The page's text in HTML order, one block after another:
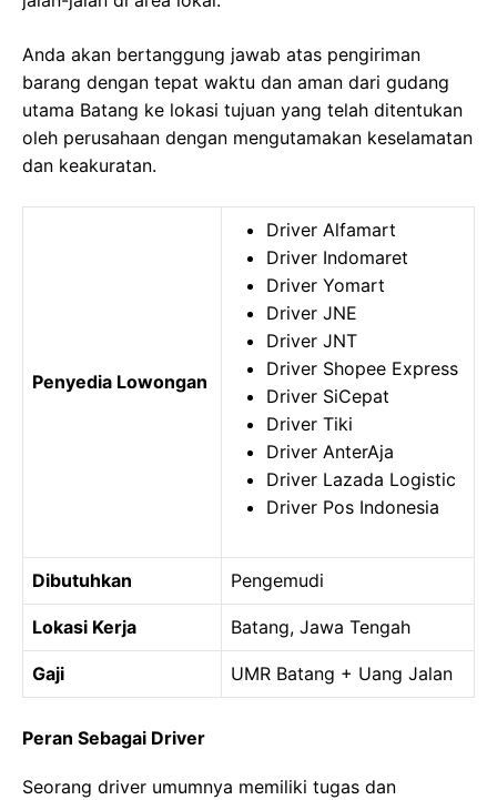
Anda akan bertanggung jawab atas pengiriman
barang dengan tepat waktu dan aman dari gudang
utama Batang ke lokasi tujuan yang telah ditentukan
oleh perusahaan dengan mengutamakan keselamatan
dan keakuratan.
Penyedia Lowongan
Driver Alfamart
Driver Indomaret
Driver Yomart
Driver JNE
Driver JNT
Driver Shopee Express
Driver SiCepat
Driver Tiki
Driver AnterAja
Driver Lazada Logistic
Driver Pos Indonesia
Dibutuhkan Pengemudi
Lokasi Kerja Batang, Jawa Tengah
Gaji UMR Batang + Uang Jalan
Peran Sebagai Driver
Seorang driver umumnya memiliki tugas dan